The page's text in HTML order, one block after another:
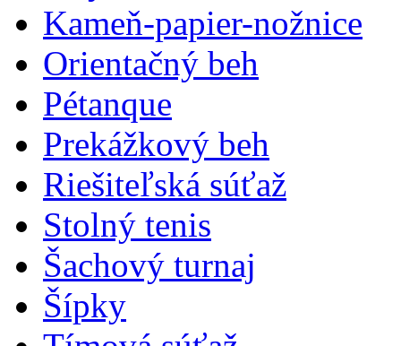
Kameň-papier-nožnice
Orientačný beh
Pétanque
Prekážkový beh
Riešiteľská súťaž
Stolný tenis
Šachový turnaj
Šípky